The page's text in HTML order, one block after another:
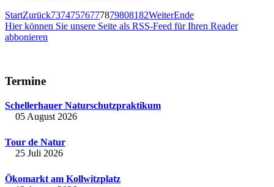
StartZurück73747576777879808182WeiterEnde
Hier können Sie unsere Seite als RSS-Feed für Ihren Reader
abbonieren
Termine
Schellerhauer Naturschutzpraktikum
05 August 2026
Tour de Natur
25 Juli 2026
Ökomarkt am Kollwitzplatz